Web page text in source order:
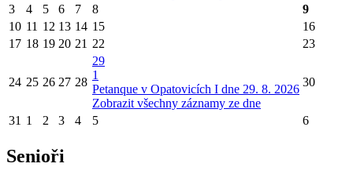
3 4 5 6 7 8
9
10 11 12 13 14 15
16
17 18 19 20 21 22 23
24 25 26 27 28
29
1
Petanque v Opatovicích I dne 29. 8. 2026
Zobrazit všechny záznamy ze dne
30
31 1 2 3 4 5 6
Senioři